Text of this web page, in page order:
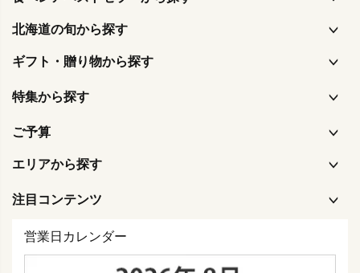
北海道の旬から探す
ギフト・贈り物から探す
特集から探す
ご予算
エリアから探す
注目コンテンツ
営業日カレンダー